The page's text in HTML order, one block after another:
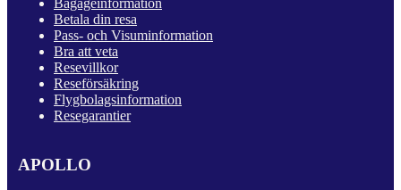
Bagageinformation
Betala din resa
Pass- och Visuminformation
Bra att veta
Resevillkor
Reseförsäkring
Flygbolagsinformation
Resegarantier
APOLLO